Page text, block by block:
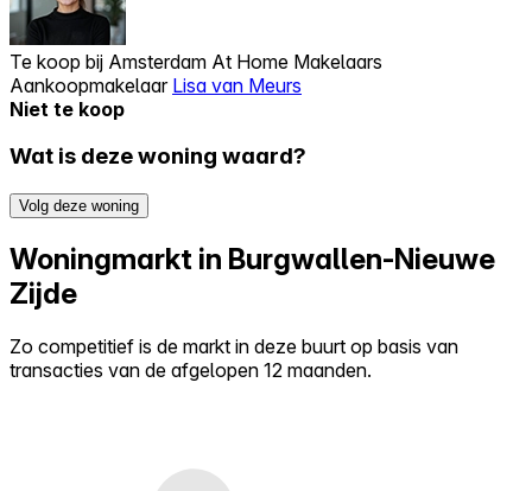
Te koop bij Amsterdam At Home Makelaars
Aankoopmakelaar Lisa van Meurs
Niet te koop
Wat is deze woning waard?
Volg deze woning
Woningmarkt in Burgwallen-Nieuwe
Zijde
Zo competitief is de markt in deze buurt op basis van
transacties van de afgelopen 12 maanden.